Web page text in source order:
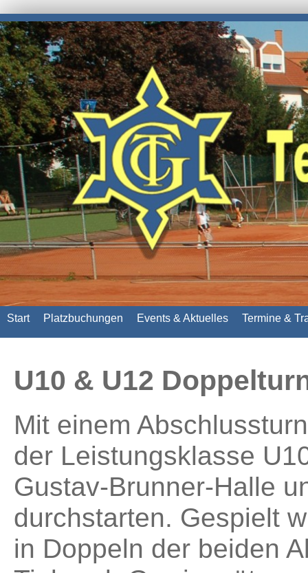
Start Platzbuchungen Events & Aktuelles Termine &
U10 & U12
Mit einem
der Leistungsklasse
Gustav-Brunner-Halle
durchstarten. Gespielt
in Doppeln der beiden